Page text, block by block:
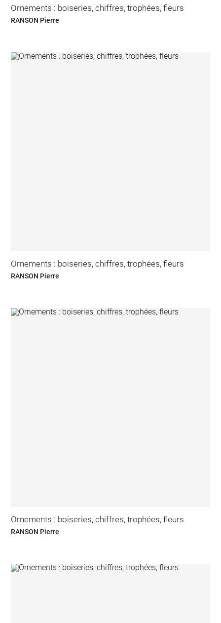
Ornements : boiseries, chiffres, trophées, fleurs
RANSON Pierre
Ornements : boiseries, chiffres, trophées, fleurs
RANSON Pierre
Ornements : boiseries, chiffres, trophées, fleurs
RANSON Pierre